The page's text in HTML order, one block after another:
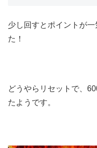
少し回すとポイントが
た！
どうやらリセットで、
たようです。